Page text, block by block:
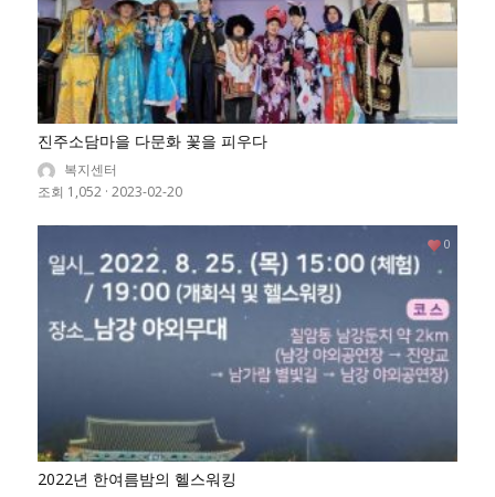
진주소담마을 다문화 꽃을 피우다
복지센터
조회 1,052 · 2023-02-20
2022년 한여름밤의 헬스워킹
0